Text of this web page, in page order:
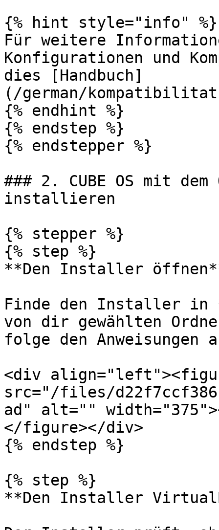
{% hint style="info" %}
Für weitere
Konfigurationen und
dies [Handbuch]
(/german/
{% endhint %}
{% endstep %}
{% endstepper %}
### 2. CUBE OS mit
installieren
{% stepper %}
{% step %}
**Den Installer
Finde den Installer in
von dir gewählten
folge den Anweisungen
<div
src="/files/
ad" alt=""
</figure></div>
{% endstep %}
{% step %}
**Den Installer